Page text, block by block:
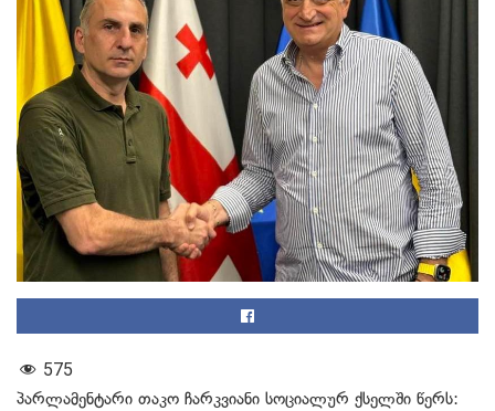
575
პარლამენტარი თაკო ჩარკვიანი სოციალურ ქსელში წერს: